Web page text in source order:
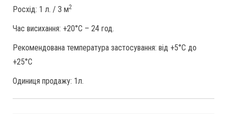
Росхід: 1 л. / 3 м2
Час висихання: +20°C – 24 год.
Рекомендована температура застосування: від +5°C до
+25°C
Одиниця продажу: 1л.